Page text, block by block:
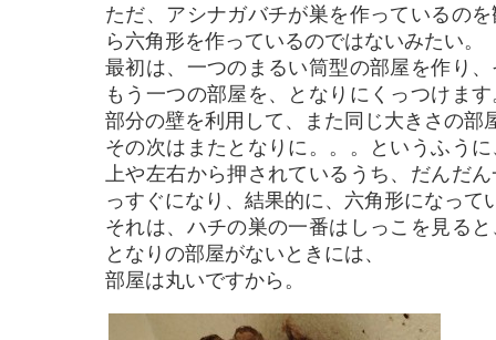
ただ、アシナガバチが巣を作っているの
ら六角形を作っているのではないみたい。
最初は、一つのまるい筒型の部屋を作り
もう一つの部屋を、となりに くっつけま
部分の壁を利用して、また同じ大きさの部
その次はまたとなりに。。。というふう
上や左右から押されているうち、 だんだ
っすぐになり、結果的に、六角形になって
それは、ハチの巣の一番はしっこを見る
となりの部屋がないときには、
部屋は丸いですから。